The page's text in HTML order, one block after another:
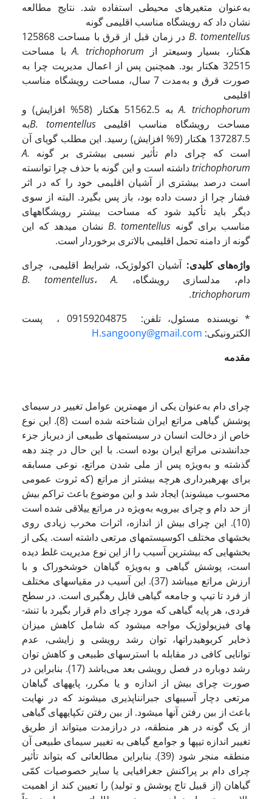
به‌عنوان متغیرهای محیطی استفاده شد. نتایج مطالعه
نشان داد که رویشگاه مناسب اقلیمی گونه
B. tomentellus
در زمان قبل از قرق با مساحت 125868
هکتار، بسیار وسیع­تر از A. trichophorumبا مساحت
32515 هکتار بود. همچنین پس از اعمال مدیریت چرا به
صورت قرق و به‌مدت 7 سال، مساحت رویشگاه مناسب
اقلیمی
A. trichophorum
به 51562.5 هکتار (58% افزایش) و
مساحت رویشگاه مناسب اقلیمی B. tomentellusبه
137287.5 هکتار (9% افزایش) رسید. این مطلب گویای آن
است که چرای دام تأثیر نسبی بیشتری بر گونه A.
trichophorumداشته است و این گونه با حذف چرا توانسته
است درصد بیشتری از آشیان اقلیمی خود را که در اثر
فشار چرا از دست داده بود، باز پس بگیرد. البته از سوی
دیگر باید تأکید شود که مساحت بیشتر رویشگاه­های
مناسب برای گونه B. tomentellus نشان می­دهد که این
گونه از دامنه تحمل اقلیمی بالاتری برخوردار است.
واژه‌های کلیدی: آشیان اکولوژیک، شرایط اقلیمی، چرای
دام، مدل­سازی رویشگاه،
B. tomentellus،A.
trichophorum
.
* نویسنده مسئول، تلفن: 09159204875 ، پست
الکترونیکی: H.sangoony@gmail.com
مقدمه
چرای دام به‌عنوان یکی از مهمترین عوامل تغییر در سیمای
پوشش گیاهی مراتع ایران شناخته شده است (8). این نوع
خاص از دخالت انسان در سیستم­های طبیعی از دیرباز جزء
جدانشدنی مراتع ایران بوده است. با این حال در چند دهه
گذشته و به‌ویژه پس از ملی شدن مراتع، نوعی مسابقه
برای بهره­برداری هرچه بیشتر از مراتع (که ثروت عمومی
محسوب می­شوند) ایجاد شد و این موضوع باعث تراکم بیش
از حد دام و چرای بی­رویه به‌ویژه در مراتع ییلاقی شده است
(10). این چرای بیش از اندازه، اثرات مخرب زیادی روی
بخش­های مختلف اکوسیستم­های مرتعی داشته است. یکی از
بخش­هایی که بیشترین آسیب را از این نوع مدیریت غلط دیده
است، پوشش گیاهی و به‌ویژه گیاهان خوشخوراک و با
ارزش مراتع می­باشد (37). این آسیب در مقیاس­های مختلف
از فرد تا تیپ و جامعه گیاهی قابل رهگیری است. در سطح
فردی، هر پایه گیاهی که مورد چرای دام قرار بگیرد با تنش­
های فیزیولوژیک مواجه می­شود که شامل کاهش میزان
ذخایر کربوهیدرات­ها، توان رشد رویشی و زایشی، عدم
توانایی کافی در مقابله با استرس­های طبیعی و کاهش توان
رشد دوباره در فصل رویشی بعد می‌باشد (17). بنابراین در
صورت چرای بیش از اندازه و یا مکرر، پایه­های گیاهان
مرتعی دچار آسیب­های جبران­ناپذیری می­شوند که در نهایت
باعث از بین رفتن آنها می­شود. از بین رفتن تک­پایه­های گیاهی
از یک گونه در هر منطقه، در درازمدت می­تواند از طریق
تغییر اندازه تیپ­ها و جوامع گیاهی به تغییر سیمای طبیعی آن
منطقه منجر شود (39). بنابراین مطالعاتی که بتواند تأثیر
چرای دام بر پراکنش جغرافیایی یا سایر خصوصیات کمّی
گیاهان (از قبیل تاج پوشش و تولید) را تعیین کند از اهمیت